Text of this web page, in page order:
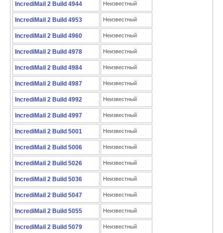
IncrediMail 2 Build 4944 Неизвестный
IncrediMail 2 Build 4953 Неизвестный
IncrediMail 2 Build 4960 Неизвестный
IncrediMail 2 Build 4978 Неизвестный
IncrediMail 2 Build 4984 Неизвестный
IncrediMail 2 Build 4987 Неизвестный
IncrediMail 2 Build 4992 Неизвестный
IncrediMail 2 Build 4997 Неизвестный
IncrediMail 2 Build 5001 Неизвестный
IncrediMail 2 Build 5006 Неизвестный
IncrediMail 2 Build 5026 Неизвестный
IncrediMail 2 Build 5036 Неизвестный
IncrediMail 2 Build 5047 Неизвестный
IncrediMail 2 Build 5055 Неизвестный
IncrediMail 2 Build 5079 Неизвестный